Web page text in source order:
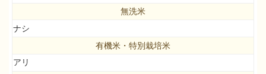
無洗米
ナシ
有機米・特別栽培米
アリ